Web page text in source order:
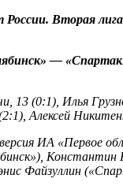
Вторая
—
13 (0:1), Илья
Алексей
ИА «Первое
Константин
Файзуллин